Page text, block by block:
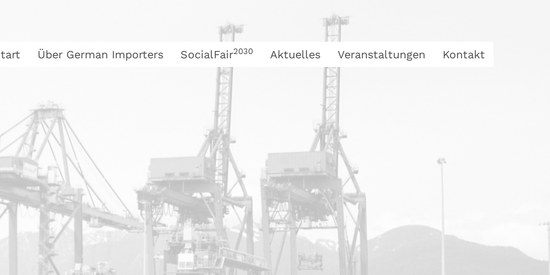
Über German Importers SocialFair2030 Aktuelles Veranstaltungen Kontakt